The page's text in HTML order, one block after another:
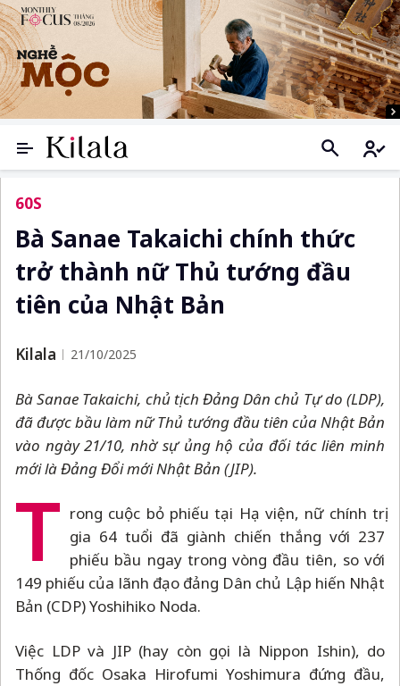
60S
Bà Sanae Takaichi chính thức
trở thành nữ Thủ tướng đầu
tiên của Nhật Bản
Kilala 21/10/2025
Bà Sanae Takaichi, chủ tịch Đảng Dân chủ Tự do (LDP),
đã được bầu làm nữ Thủ tướng đầu tiên của Nhật Bản
vào ngày 21/10, nhờ sự ủng hộ của đối tác liên minh
mới là Đảng Đổi mới Nhật Bản (JIP).
T rong cuộc bỏ phiếu tại Hạ viện, nữ chính trị
gia 64 tuổi đã giành chiến thắng với 237
phiếu bầu ngay trong vòng đầu tiên, so với
149 phiếu của lãnh đạo đảng Dân chủ Lập hiến Nhật
Bản (CDP) Yoshihiko Noda.
Việc LDP và JIP (hay còn gọi là Nippon Ishin), do
Thống đốc Osaka Hirofumi Yoshimura đứng đầu,